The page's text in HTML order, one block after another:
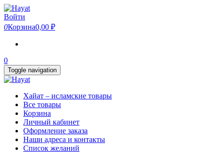
Skip
to
the
content
Войти
0Корзина0,00 ₽
0
Toggle navigation
Хайат – исламские товары
Все товары
Корзина
Личный кабинет
Оформление заказа
Наши адреса и контакты
Список желаний